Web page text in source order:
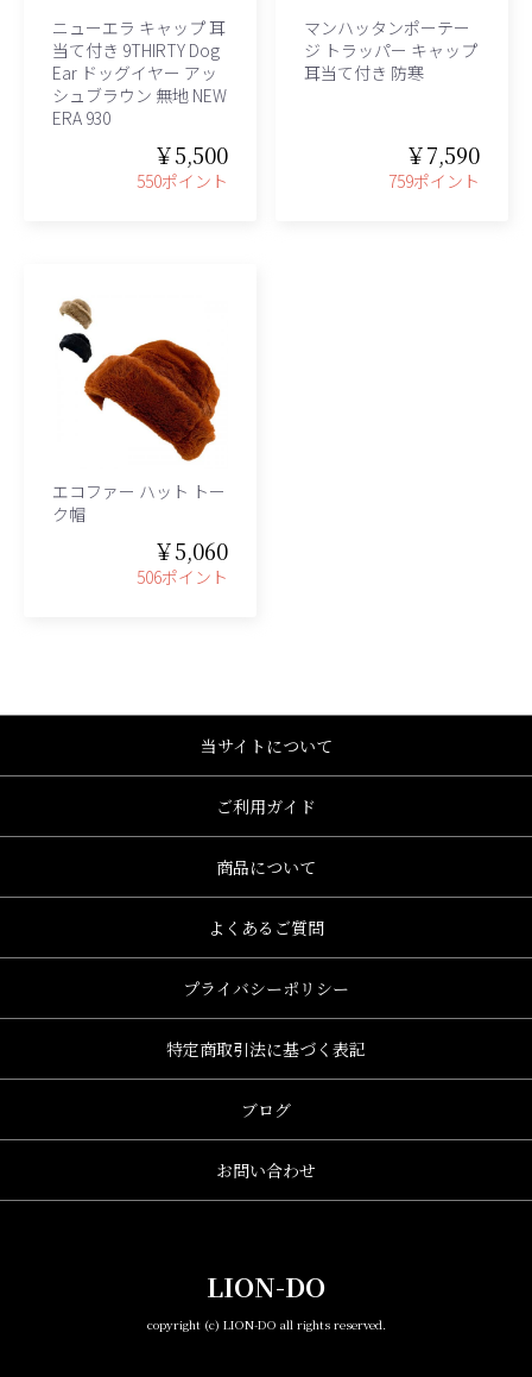
ニューエラ キャップ 耳
当て付き 9THIRTY Dog
Ear ドッグイヤー アッ
シュブラウン 無地 NEW
ERA 930
￥5,500
550ポイント
マンハッタンポーテー
ジ トラッパー キャップ
耳当て付き 防寒
￥7,590
759ポイント
エコファー ハット トー
ク帽
￥5,060
506ポイント
当サイトについて
ご利用ガイド
商品について
よくあるご質問
プライバシーポリシー
特定商取引法に基づく表記
ブログ
お問い合わせ
LION-DO
copyright (c) LION-DO all rights reserved.